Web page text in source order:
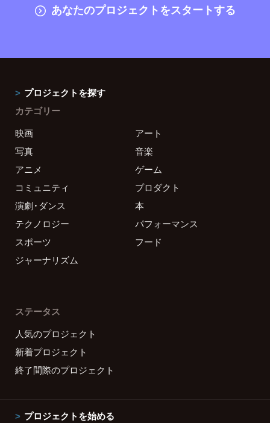
あなたのプロジェクトをスタートする
プロジェクトを探す
カテゴリー
映画
アート
写真
音楽
アニメ
ゲーム
コミュニティ
プロダクト
演劇・ダンス
本
テクノロジー
パフォーマンス
スポーツ
フード
ジャーナリズム
ステータス
人気のプロジェクト
新着プロジェクト
終了間際のプロジェクト
プロジェクトを始める